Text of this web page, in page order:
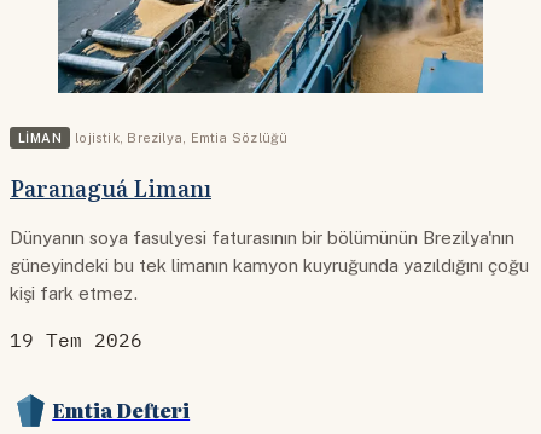
LIMAN lojistik, Brezilya Emtia Sözlüğü
Paranaguá Limanı
Dünyanın soya fasulyesi faturasının bir bölümünün Brezilya'nın
güneyindeki bu tek limanın kamyon kuyruğunda yazıldığını çoğu
kişi fark etmez.
19 Tem 2026
Emtia Defteri